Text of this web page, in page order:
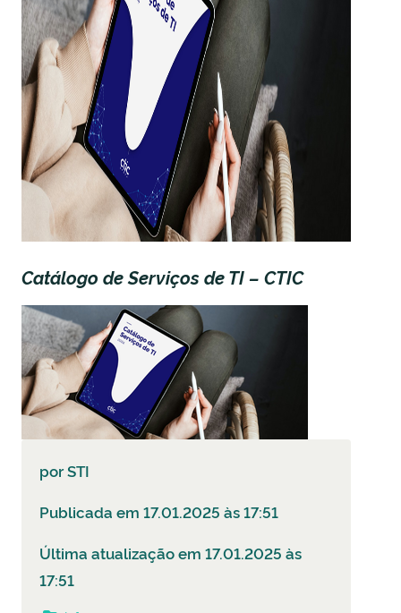
Catálogo de Serviços de TI – CTIC
porSTI
Publicada em 17.01.2025 às 17:51
Última atualização em 17.01.2025 às
17:51